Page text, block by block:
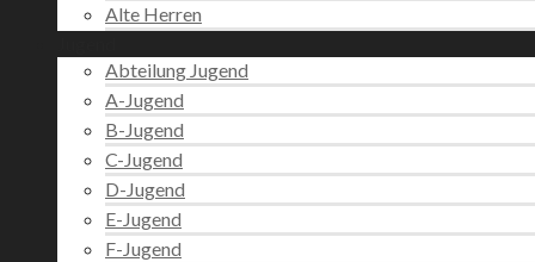
Alte Herren
Abteilung Jugend
A-Jugend
B-Jugend
C-Jugend
D-Jugend
E-Jugend
F-Jugend